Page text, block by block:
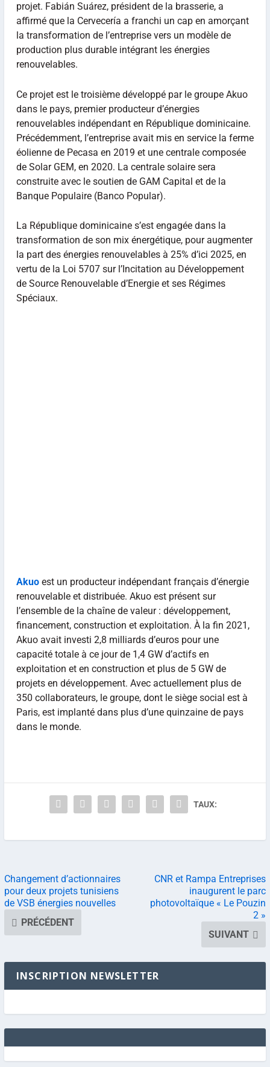
projet. Fabián Suárez, président de la brasserie, a
affirmé que la Cervecería a franchi un cap en amorçant
la transformation de l’entreprise vers un modèle de
production plus durable intégrant les énergies
renouvelables.
Ce projet est le troisième développé par le groupe Akuo
dans le pays, premier producteur d’énergies
renouvelables indépendant en République dominicaine.
Précédemment, l’entreprise avait mis en service la ferme
éolienne de Pecasa en 2019 et une centrale composée
de Solar GEM, en 2020. La centrale solaire sera
construite avec le soutien de GAM Capital et de la
Banque Populaire (Banco Popular).
La République dominicaine s’est engagée dans la
transformation de son mix énergétique, pour augmenter
la part des énergies renouvelables à 25% d’ici 2025, en
vertu de la Loi 5707 sur l’Incitation au Développement
de Source Renouvelable d’Energie et ses Régimes
Spéciaux.
Akuo est un producteur indépendant français d’énergie
renouvelable et distribuée. Akuo est présent sur
l’ensemble de la chaîne de valeur : développement,
financement, construction et exploitation. À la fin 2021,
Akuo avait investi 2,8 milliards d’euros pour une
capacité totale à ce jour de 1,4 GW d’actifs en
exploitation et en construction et plus de 5 GW de
projets en développement. Avec actuellement plus de
350 collaborateurs, le groupe, dont le siège social est à
Paris, est implanté dans plus d’une quinzaine de pays
dans le monde.
TAUX:
Changement d’actionnaires
pour deux projets tunisiens
de VSB énergies nouvelles
PRÉCÉDENT
CNR et Rampa Entreprises
inaugurent le parc
photovoltaïque « Le Pouzin
2 »
SUIVANT
INSCRIPTION NEWSLETTER